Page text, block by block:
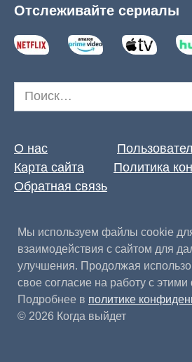
Отслеживайте сериалы
Search
for:
О нас
Карта сайта
Политика
Обратная связь
Мы используем файлы cookie
взаимодействия с сайтом для
улучшения. Продолжая
свое согласие на работу с
Подробнее в политике
© 2026 Когда выйдет